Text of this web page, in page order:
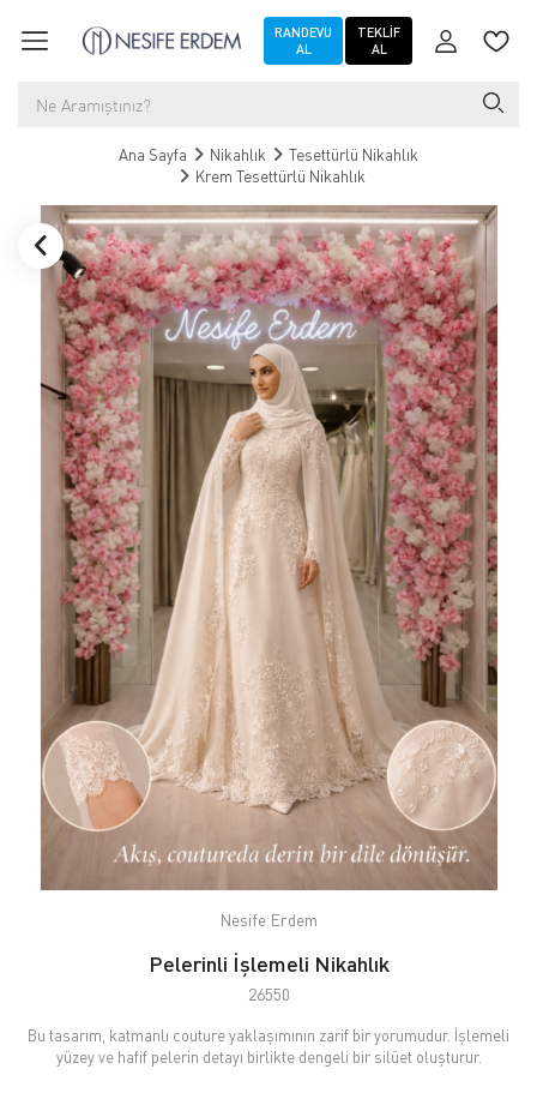
RANDEVU
AL
TEKLIF
AL
Ana Sayfa Nikahlık
Tesettürlü Nikahlık
Krem Tesettürlü Nikahlık
Nesife Erdem
Pelerinli İşlemeli Nikahlık
26550
Bu tasarım, katmanlı couture yaklaşımının zarif bir yorumudur. İşlemeli
yüzey ve hafif pelerin detayı birlikte dengeli bir silüet oluşturur.